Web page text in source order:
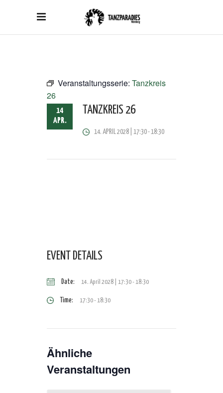
Veranstaltungsserie: Tanzkreis
26
14
APR.
TANZKREIS 26
14. APRIL 2028 | 17:30-18:30
EVENT DETAILS
Date: 14. April 2028 | 17:30-18:30
Time: 17:30 - 18:30
Ähnliche
Veranstaltungen